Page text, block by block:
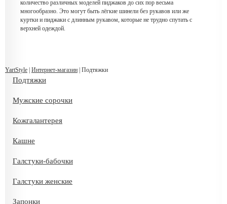
количество различных моделей пиджаков до сих пор весьма
многообразно. Это могут быть лёгкие шинели без рукавов или же
куртки и пиджаки с длинным рукавом, которые не трудно спутать с
верхней одеждой.
YartStyle Интернет-магазин | Подтяжки
Подтяжки
Мужские сорочки
Кожгалантерея
Кашне
Галстуки-бабочки
Галстуки женские
Запонки